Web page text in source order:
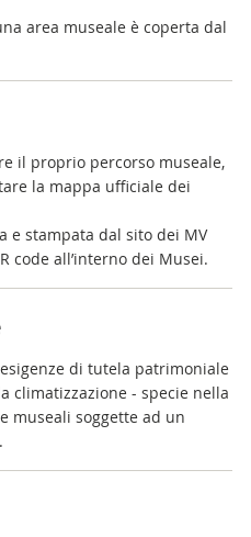
area museale è coperta dal
il proprio percorso museale,
la mappa ufficiale dei
e stampata dal sito dei MV
code all’interno dei Musei.
di tutela patrimoniale
climatizzazione - specie nella
museali soggette ad un